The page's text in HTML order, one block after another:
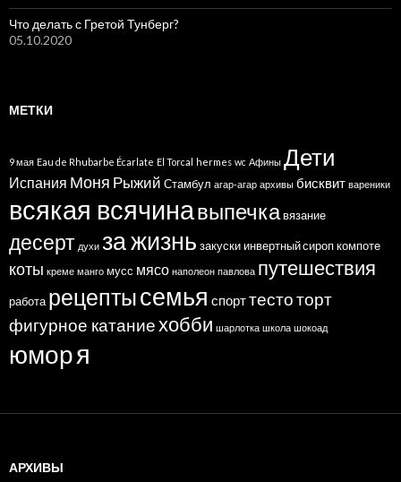
Что делать с Гретой Тунберг?
05.10.2020
МЕТКИ
9 мая Eau de Rhubarbe Écarlate El Torcal hermes wc Афины Дети
Испания Моня Рыжий Стамбул агар-агар архивы бисквит вареники
всякая всячинавыпечка вязание
десерт духи за жизнь закуски инвертный сироп компоте
коты креме манго мусс мясо наполеон павлова путешествия
работа рецептысемья спорттестоторт
фигурное катаниехобби шарлотка школа шокоад
юморя
АРХИВЫ